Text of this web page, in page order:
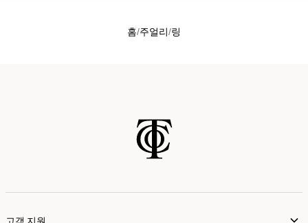
홈 주얼리 링
고객 지원